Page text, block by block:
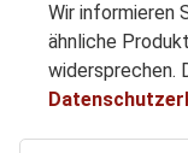
Wir informieren
ähnliche
widersprechen.